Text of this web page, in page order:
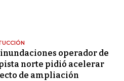
operador de
norte pidió acelerar
de ampliación